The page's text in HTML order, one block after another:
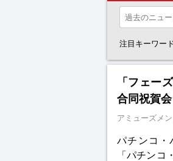
注目キーワー
「フェー
合同祝賀会
アミューズメ
パチンコ・
「パチンコ